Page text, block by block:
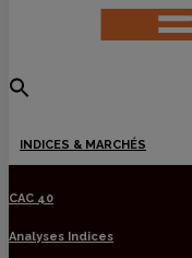
Menu
INDICES & MARCHÉS
CAC 40
Analyses Indices